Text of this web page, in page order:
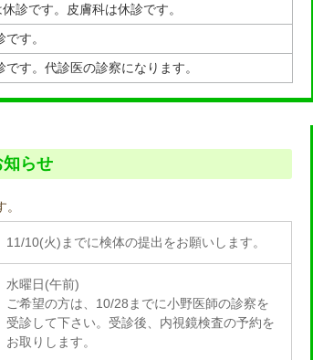
診です。皮膚科は休診です。
す。
す。代診医の診察になります。
らせ
11/10(火)までに検体の提出をお願いします。
水曜日(午前)
ご希望の方は、10/28までに小野医師の診察を
受診して下さい。受診後、内視鏡検査の予約を
お取りします。